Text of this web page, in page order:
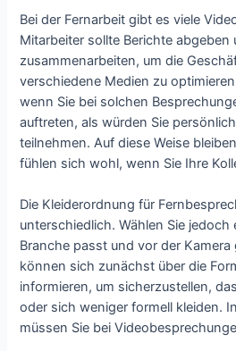
Bei der Fernarbeit gibt es viele
Mitarbeiter sollte Berichte abgeben
zusammenarbeiten, um die
verschiedene Medien zu
wenn Sie bei solchen
auftreten, als würden Sie
teilnehmen. Auf diese Weise
fühlen sich wohl, wenn Sie Ihre
Die Kleiderordnung für
unterschiedlich. Wählen Sie
Branche passt und vor der Kamera
können sich zunächst über die
informieren, um sicherzustellen,
oder sich weniger formell kleiden.
müssen Sie bei